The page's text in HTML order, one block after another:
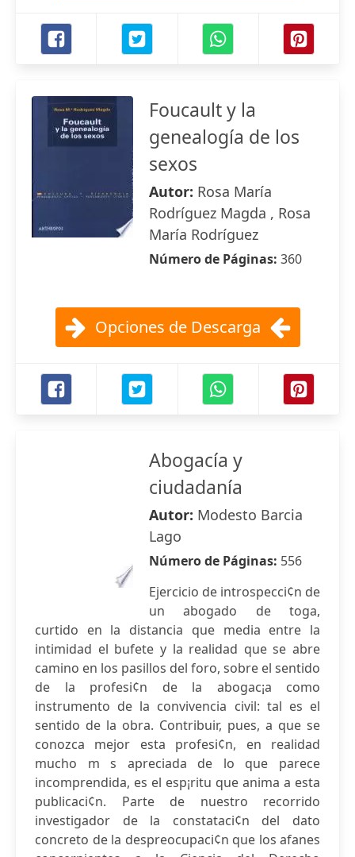
Foucault y la
genealogía de los
sexos
Autor: Rosa María
Rodríguez Magda , Rosa
María Rodríguez
Número de Páginas: 360
Opciones de Descarga
Abogacía y
ciudadanía
Autor: Modesto Barcia
Lago
Número de Páginas: 556
Ejercicio de introspecci¢n de
un abogado de toga,
curtido en la distancia que media entre la
intimidad el bufete y la realidad que se abre
camino en los pasillos del foro, sobre el sentido
de la profesi¢n de la abogac¡a como
instrumento de la convivencia civil: tal es el
sentido de la obra. Contribuir, pues, a que se
conozca mejor esta profesi¢n, en realidad
mucho m s apreciada de lo que parece
incomprendida, es el esp¡ritu que anima a esta
publicaci¢n. Parte de nuestro recorrido
investigador de la constataci¢n del dato
concreto de la despreocupaci¢n que los afanes